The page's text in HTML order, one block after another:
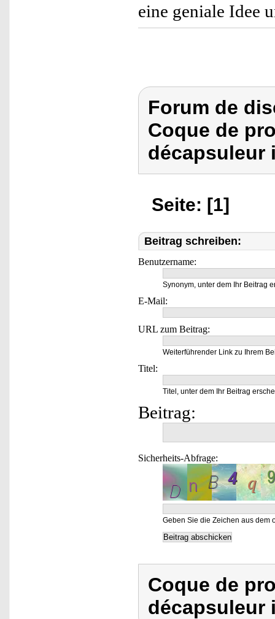
eine geniale Idee
Forum de
Coque de
décapsuleur
Seite: [1]
Beitrag schreiben:
Benutzername:
Synonym, unter dem Ihr Beitrag
E-Mail:
URL zum Beitrag:
Weiterführender Link zu Ihrem
Titel:
Titel, unter dem Ihr Beitrag
Beitrag:
Sicherheits-Abfrage:
Geben Sie die Zeichen aus dem
Coque de
décapsuleur